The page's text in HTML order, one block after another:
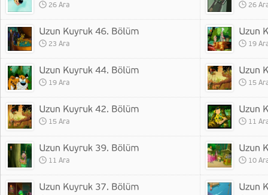
26 Ara 26
23 Ara 19
19 Ara 15
15 Ara 11
11 Ara 10